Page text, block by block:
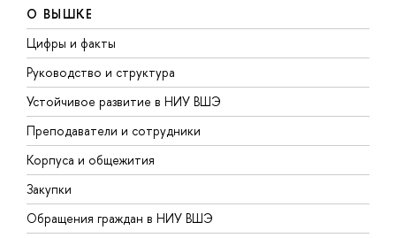
О ВЫШКЕ
Цифры и факты
Руководство и структура
Устойчивое развитие в НИУ ВШЭ
Преподаватели и сотрудники
Корпуса и общежития
Закупки
Обращения граждан в НИУ ВШЭ